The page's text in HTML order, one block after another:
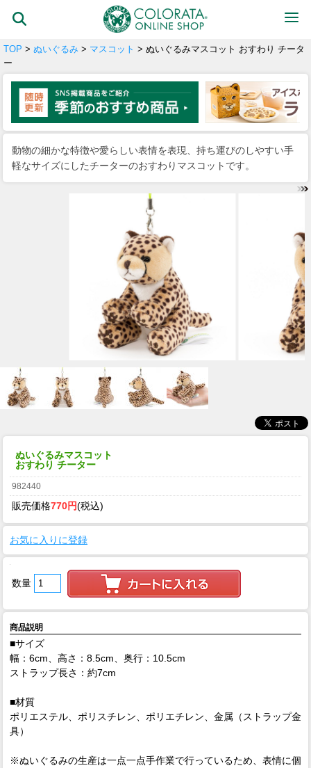
TOP > ぬいぐるみ > マスコット > ぬいぐるみマスコット おすわり チータ
ー
動物の細かな特徴や愛らしい表情を表現、持ち運びのしやすい手
軽なサイズにしたチーターのおすわりマスコットです。
ぬいぐるみマスコット
おすわり チーター
982440
販売価格770円(税込)
お気に入りに登録
数量
商品説明
■サイズ
幅：6cm、高さ：8.5cm、奥行：10.5cm
ストラップ長さ：約7cm
■材質
ポリエステル、ポリスチレン、ポリエチレン、金属（ストラップ金
具）
※ぬいぐるみの生産は一点一点手作業で行っているため、表情に個